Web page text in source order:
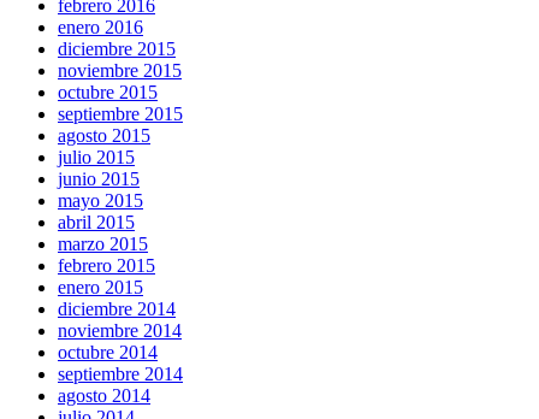
febrero 2016
enero 2016
diciembre 2015
noviembre 2015
octubre 2015
septiembre 2015
agosto 2015
julio 2015
junio 2015
mayo 2015
abril 2015
marzo 2015
febrero 2015
enero 2015
diciembre 2014
noviembre 2014
octubre 2014
septiembre 2014
agosto 2014